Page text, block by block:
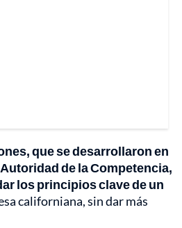
que se desarrollaron en
de la Competencia,
los principios clave de un
californiana, sin dar más